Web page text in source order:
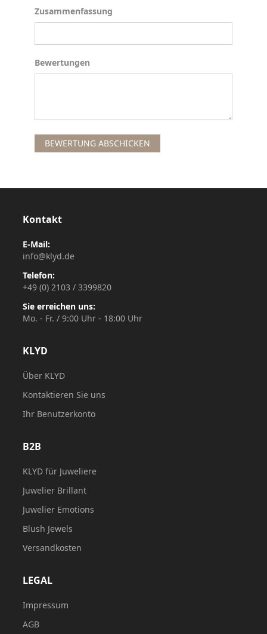
Zusammenfassung
Zusammenfassung
Bewertungen
Bewertungen
BEWERTUNG ABSCHICKEN
Kontakt
E-Mail:
info@klyd.de
Telefon:
+49 (0) 2103 / 3399820
Sie erreichen uns:
Mo. - Fr. / 9:00 Uhr - 18:00 Uhr
KLYD
Über KLYD
Kontaktieren Sie uns
Ihr Benutzerkonto
B2B
KLYD für Juweliere
Juwelier Brillant
Juwelier Emotions
Blush Jewels
Versandkosten
LEGAL
Impressum
AGB